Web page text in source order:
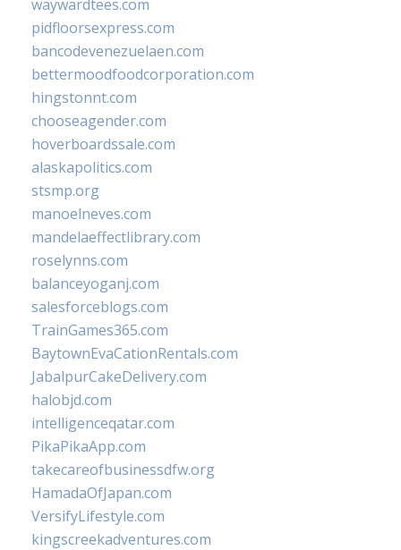
waywardtees.com
pidfloorsexpress.com
bancodevenezuelaen.com
bettermoodfoodcorporation.com
hingstonnt.com
chooseagender.com
hoverboardssale.com
alaskapolitics.com
stsmp.org
manoelneves.com
mandelaeffectlibrary.com
roselynns.com
balanceyoganj.com
salesforceblogs.com
TrainGames365.com
BaytownEvaCationRentals.com
JabalpurCakeDelivery.com
halobjd.com
intelligenceqatar.com
PikaPikaApp.com
takecareofbusinessdfw.org
HamadaOfJapan.com
VersifyLifestyle.com
kingscreekadventures.com